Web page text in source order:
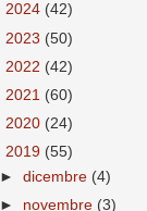
2024 (42)
2023 (50)
2022 (42)
2021 (60)
2020 (24)
2019 (55)
►dicembre (4)
► novembre (3)